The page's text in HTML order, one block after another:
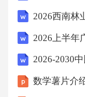
段主要涉及材料
排放。飞机运营
燃料量决定，燃
碳。此外，地面
数学薯片介